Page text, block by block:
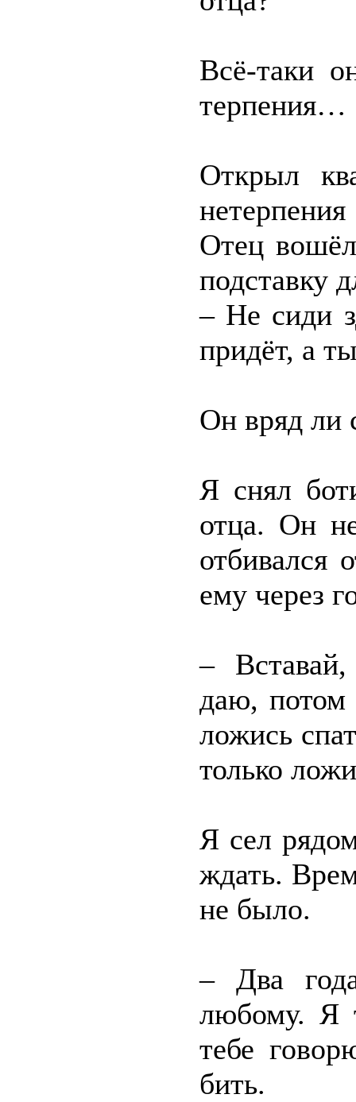
Всё-таки
терпения…
Открыл
Отец
подставку
– Не сиди
придёт, а
Он вряд ли
Я снял
отца. Он
отбивался
ему через
–
даю, потом
ложись
только
Я сел
ждать.
не было.
– Два
любому. Я
тебе
бить.